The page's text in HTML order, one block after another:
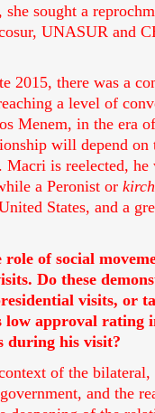
sought a
UNASUR and
2015, there was a
a level of
Menem, in the era
will depend on
is reelected,
a Peronist or
States, and a
of social
Do these
visits, or
low approval rating
during his visit?
of the bilateral,
and the